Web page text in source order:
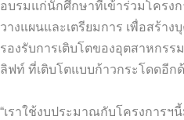
อบรมแก่นักศึกษาที่เข้าร่วมโครง
วางแผนและเตรียมการ เพื่อสร้า
รองรับการเติบโตของอุตสาหกรร
ลิฟท์ ที่เติบโตแบบก้าวกระโดดอีก
“เราใช้งบประมาณกับโครงการฯ